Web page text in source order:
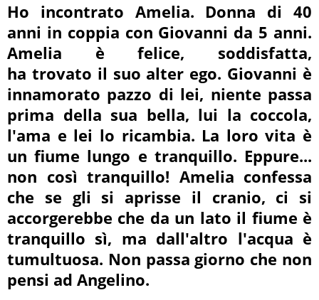
Ho incontrato Amelia. Donna di 40
anni in coppia con Giovanni da 5 anni.
Amelia è felice, soddisfatta,
ha trovato il suo alter ego. Giovanni è
innamorato pazzo di lei, niente passa
prima della sua bella, lui la coccola,
l'ama e lei lo ricambia. La loro vita è
un fiume lungo e tranquillo. Eppure...
non così tranquillo! Amelia confessa
che se gli si aprisse il cranio, ci si
accorgerebbe che da un lato il fiume è
tranquillo sì, ma dall'altro l'acqua è
tumultuosa. Non passa giorno che non
pensi ad Angelino.